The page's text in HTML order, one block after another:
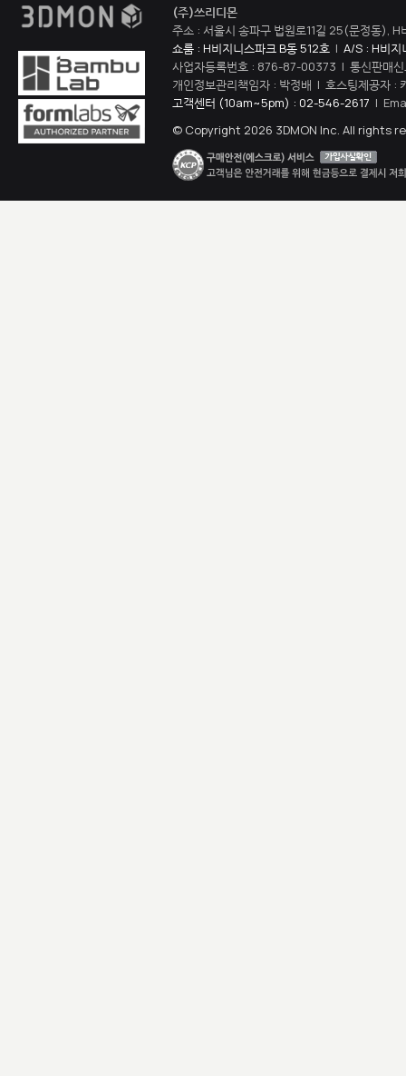
(주)쓰리디몬
주소 : 서울시 송파구 법원로11길 25(문정동),
쇼룸 : H비지니스파크 B동 512호 | A/S : H비지
사업자등록번호 : 876-87-00373 | 통신판매
개인정보관리책임자 : 박정배 | 호스팅제공자 :
고객센터 (10am~5pm) : 02-546-2617 |
© Copyright 2026 3DMON Inc. All rights